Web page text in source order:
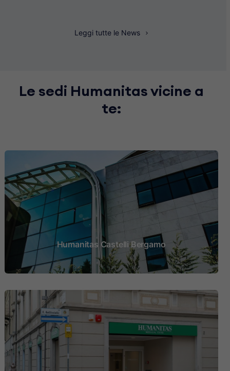
Leggi tutte le News
Le sedi Humanitas vicine a
te:
Humanitas Castelli Bergamo